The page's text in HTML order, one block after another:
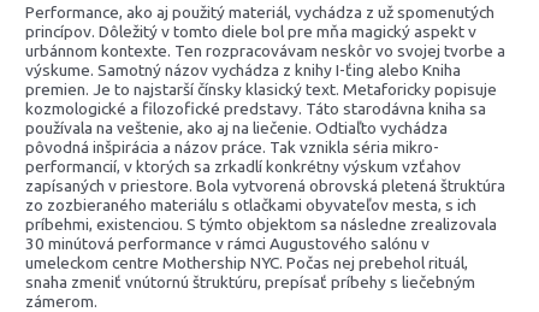
Performance, ako aj použitý materiál, vychádza z už spomenutých
princípov. Dôležitý v tomto diele bol pre mňa magický aspekt v
urbánnom kontexte. Ten rozpracovávam neskôr vo svojej tvorbe a
výskume. Samotný názov vychádza z knihy I-ťing alebo Kniha
premien. Je to najstarší čínsky klasický text. Metaforicky popisuje
kozmologické a filozofické predstavy. Táto starodávna kniha sa
používala na veštenie, ako aj na liečenie. Odtiaľto vychádza
pôvodná inšpirácia a názov práce. Tak vznikla séria mikro-
performancií, v ktorých sa zrkadlí konkrétny výskum vzťahov
zapísaných v priestore. Bola vytvorená obrovská pletená štruktúra
zo zozbieraného materiálu s otlačkami obyvateľov mesta, s ich
príbehmi, existenciou. S týmto objektom sa následne zrealizovala
30 minútová performance v rámci Augustového salónu v
umeleckom centre Mothership NYC. Počas nej prebehol rituál,
snaha zmeniť vnútornú štruktúru, prepísať príbehy s liečebným
zámerom.